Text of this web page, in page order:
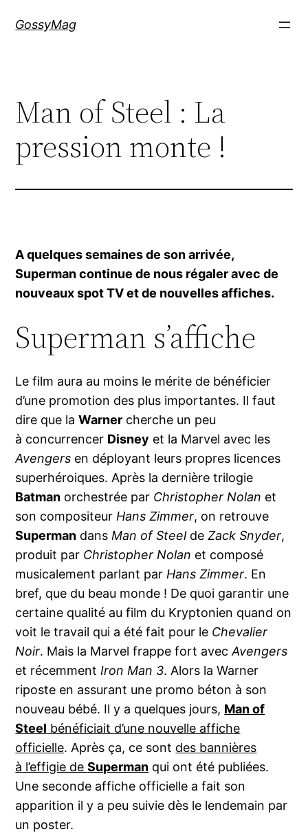
GossyMag
Man of Steel : La
pression monte !
A quelques semaines de son arrivée,
Superman continue de nous régaler avec de
nouveaux spot TV et de nouvelles affiches.
Superman s’affiche
Le film aura au moins le mérite de bénéficier
d’une promotion des plus importantes. Il faut
dire que laWarner cherche un peu
à concurrencer Disney et la Marvel avec les
Avengers en déployant leurs propres licences
superhéroiques. Après la dernière trilogie
Batman orchestrée par Christopher Nolan et
son compositeurHans Zimmer, on retrouve
Superman dansMan of SteeldeZack Snyder,
produit par Christopher Nolan et composé
musicalement parlant parHans Zimmer. En
bref, que du beau monde ! De quoi garantir une
certaine qualité au film du Kryptonien quand on
voit le travail qui a été fait pour le Chevalier
Noir. Mais la Marvel frappe fort avecAvengers
et récemmentIron Man 3. Alors la Warner
riposte en assurant une promo béton à son
nouveau bébé. Il y a quelques jours, Man of
Steel bénéficiait d’une nouvelle affiche
officielle. Après ça, ce sont des bannières
à l’effigie deSuperman qui ont été publiées.
Une seconde affiche officielle a fait son
apparition il y a peu suivie dès le lendemain par
un poster.